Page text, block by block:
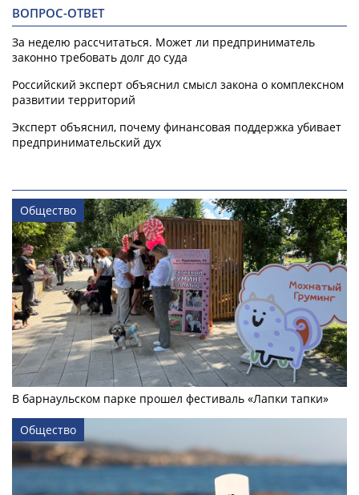
ВОПРОС-ОТВЕТ
За неделю рассчитаться. Может ли предприниматель
законно требовать долг до суда
Российский эксперт объяснил смысл закона о комплексном
развитии территорий
Эксперт объяснил, почему финансовая поддержка убивает
предпринимательский дух
Общество
В барнаульском парке прошел фестиваль «Лапки тапки»
Общество